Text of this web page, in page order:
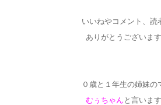
いいねやコメント、 読
ありがとうございます
０歳と１年生の姉妹の
むぅちゃん と言います